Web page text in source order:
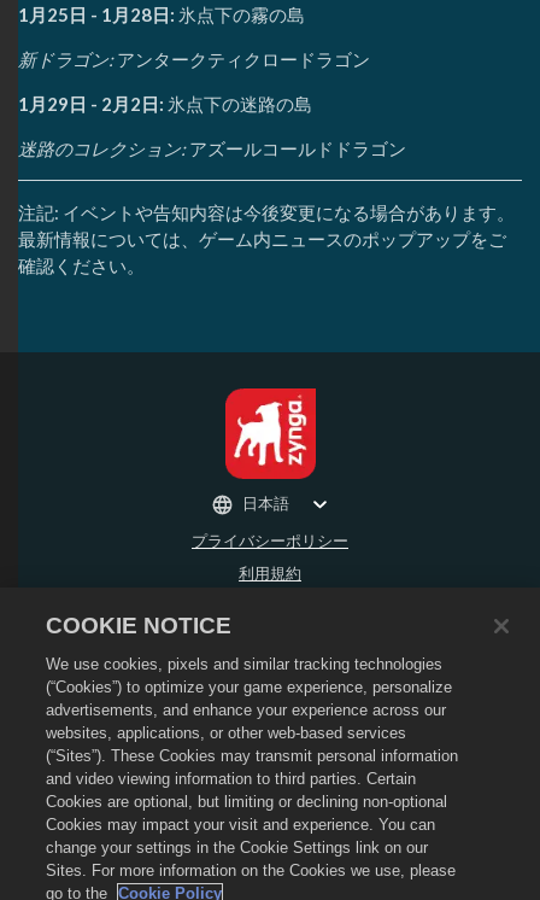
1月25日 - 1月28日: 氷点下の霧の島
新ドラゴン:アンタークティクロードラゴン
1月29日 - 2月2日: 氷点下の迷路の島
迷路のコレクション:アズールコールドドラゴン
注記: イベントや告知内容は今後変更になる場合があります。
最新情報については、ゲーム内ニュースのポップアップをご
確認ください。
プライバシーポリシー
利用規約
返金ポリシー
Cookieポリシー
ストアサポート
ゲームサポート
Cookie設定
2026Social Point S.L. Dragon CityおよびDragon CityのロゴはSocial Point S.L.の
商標です。 無断複写・複製・転載禁止。 Dragon CityストアはZynga, Inc.が運営して
います。オファーはDragon Cityのゲーム内でのみ有効です。 オファーの有無や価格
は地域によって異なります。
日本語
COOKIE NOTICE
We use cookies, pixels and similar tracking technologies
(“Cookies”) to optimize your game experience, personalize
advertisements, and enhance your experience across our
websites, applications, or other web-based services
(“Sites”). These Cookies may transmit personal information
and video viewing information to third parties. Certain
Cookies are optional, but limiting or declining non-optional
Cookies may impact your visit and experience. You can
change your settings in the Cookie Settings link on our
Sites. For more information on the Cookies we use, please
go to the
Cookie Policy